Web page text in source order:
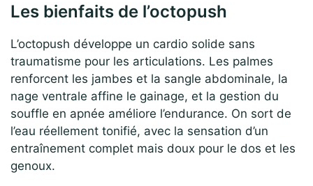
Les bienfaits de l’octopush
L’octopush développe un cardio solide sans
traumatisme pour les articulations. Les palmes
renforcent les jambes et la sangle abdominale, la
nage ventrale affine le gainage, et la gestion du
souffle en apnée améliore l’endurance. On sort de
l’eau réellement tonifié, avec la sensation d’un
entraînement complet mais doux pour le dos et les
genoux.